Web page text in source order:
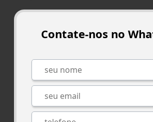
Contate-nos no